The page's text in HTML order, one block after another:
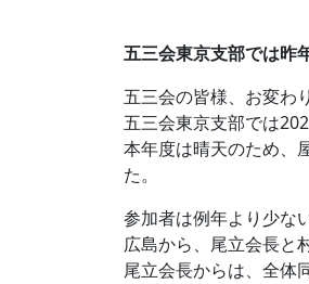
五三会東京⽀部では昨
五三会の皆様、お変わ
五三会東京⽀部では
本年度は晴天のため、
た。
参加者は例年より少な
広島から、尾立会長と
尾立会長からは、全体